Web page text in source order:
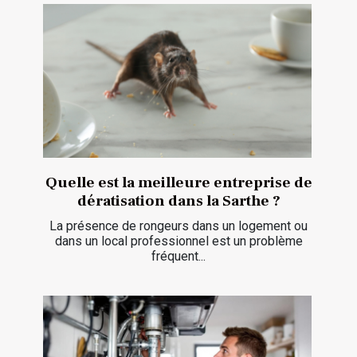
Quelle est la meilleure entreprise de
dératisation dans la Sarthe ?
La présence de rongeurs dans un logement ou
dans un local professionnel est un problème
fréquent...